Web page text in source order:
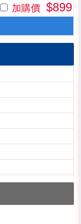
加購價 $899